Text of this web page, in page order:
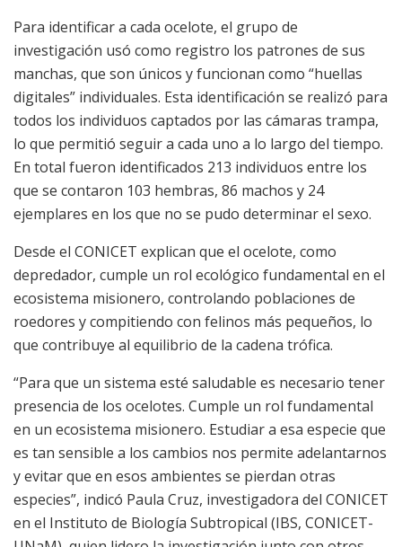
Para identificar a cada ocelote, el grupo de
investigación usó como registro los patrones de sus
manchas, que son únicos y funcionan como “huellas
digitales” individuales. Esta identificación se realizó para
todos los individuos captados por las cámaras trampa,
lo que permitió seguir a cada uno a lo largo del tiempo.
En total fueron identificados 213 individuos entre los
que se contaron 103 hembras, 86 machos y 24
ejemplares en los que no se pudo determinar el sexo.
Desde el CONICET explican que el ocelote, como
depredador, cumple un rol ecológico fundamental en el
ecosistema misionero, controlando poblaciones de
roedores y compitiendo con felinos más pequeños, lo
que contribuye al equilibrio de la cadena trófica.
“Para que un sistema esté saludable es necesario tener
presencia de los ocelotes. Cumple un rol fundamental
en un ecosistema misionero. Estudiar a esa especie que
es tan sensible a los cambios nos permite adelantarnos
y evitar que en esos ambientes se pierdan otras
especies”, indicó Paula Cruz, investigadora del CONICET
en el Instituto de Biología Subtropical (IBS, CONICET-